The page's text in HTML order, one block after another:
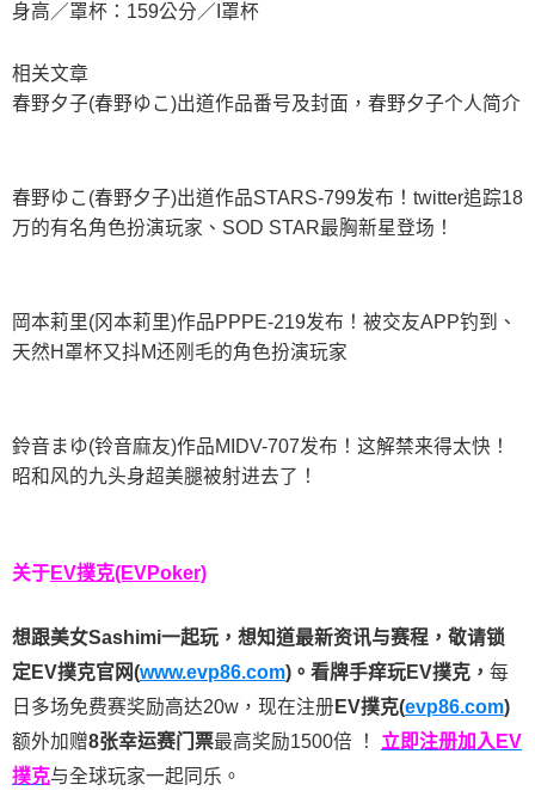
身高／罩杯：159公分／I罩杯
相关文章
春野夕子(春野ゆこ)出道作品番号及封面，春野夕子个人简介
春野ゆこ(春野夕子)出道作品STARS-799发布！twitter追踪18
万的有名角色扮演玩家、SOD STAR最胸新星登场！
岡本莉里(冈本莉里)作品PPPE-219发布！被交友APP钓到、
天然H罩杯又抖M还刚毛的角色扮演玩家
鈴音まゆ(铃音麻友)作品MIDV-707发布！这解禁来得太快！
昭和风的九头身超美腿被射进去了！
关于EV撲克(EVPoker)
想跟美女Sashimi一起玩， 想知道最新资讯与赛程， 敬请锁
定EV撲克官网(www.evp86.com)。 看牌手痒玩EV撲克， 每
日多场免费赛奖励高达20w，现在注册 EV撲克(evp86.com)
额外加赠8张幸运赛门票最高奖励1500倍 ！ 立即注册加入EV
撲克与全球玩家一起同乐。